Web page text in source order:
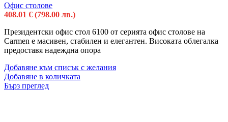
Офис столове
408.01 € (798.00 лв.)
Президентски офис стол 6100 от серията офис столове на
Carmen е масивен, стабилен и елегантен. Високата облегалка
предоставя надеждна опора
Добавяне към списък с желания
Добавяне в количката
Бърз преглед